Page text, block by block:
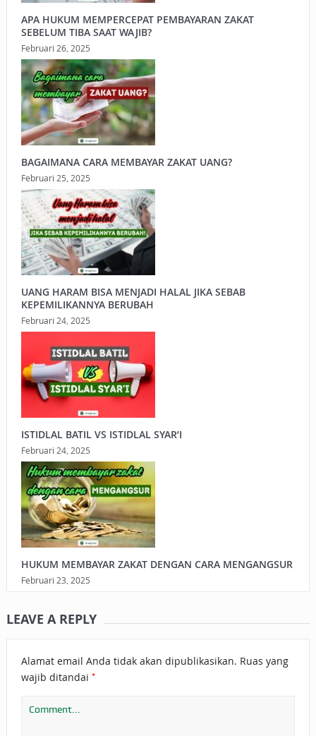
APA HUKUM MEMPERCEPAT PEMBAYARAN ZAKAT
SEBELUM TIBA SAAT WAJIB?
Februari 26, 2025
BAGAIMANA CARA MEMBAYAR ZAKAT UANG?
Februari 25, 2025
UANG HARAM BISA MENJADI HALAL JIKA SEBAB
KEPEMILIKANNYA BERUBAH
Februari 24, 2025
ISTIDLAL BATIL VS ISTIDLAL SYAR’I
Februari 24, 2025
HUKUM MEMBAYAR ZAKAT DENGAN CARA MENGANGSUR
Februari 23, 2025
LEAVE A REPLY
Alamat email Anda tidak akan dipublikasikan. Ruas yang
wajib ditandai *